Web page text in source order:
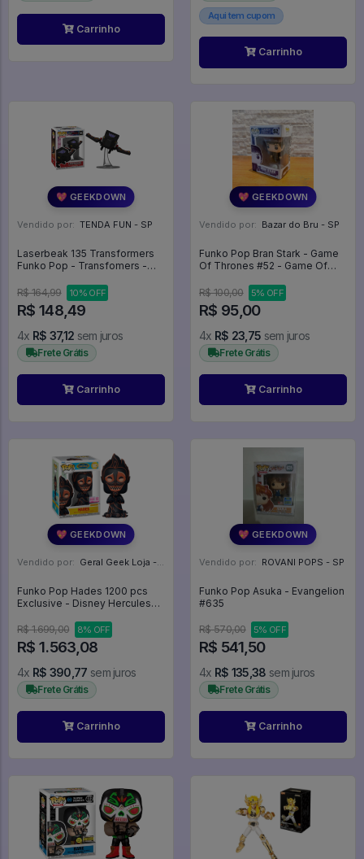
Carrinho
Aqui tem cupom
Carrinho
💖 GEEKDOWN
Vendido por: TENDA FUN - SP
Laserbeak 135 Transformers
Funko Pop - Transfomers -
FUNKO POP #22
R$ 164,99 10% OFF
R$ 148,49
4x R$ 37,12 sem juros
Frete Grátis
Carrinho
💖 GEEKDOWN
Vendido por: Bazar do Bru - SP
Funko Pop Bran Stark - Game
Of Thrones #52 - Game Of
R$ 100,00
5% OFF
R$ 95,00
4x R$ 23,75 sem juros
Frete Grátis
Carrinho
💖 GEEKDOWN
Vendido por: Geral Geek Loja - SP
Funko Pop Hades 1200 pcs
Exclusive - Disney Hercules
R$ 1.699,00
8% OFF
R$ 1.563,08
4x R$ 390,77 sem juros
Frete Grátis
Carrinho
💖 GEEKDOWN
Vendido por: ROVANI POPS - SP
Funko Pop Asuka - Evangelion
#635
R$ 570,00 5% OFF
R$ 541,50
4x R$ 135,38 sem juros
Frete Grátis
Carrinho